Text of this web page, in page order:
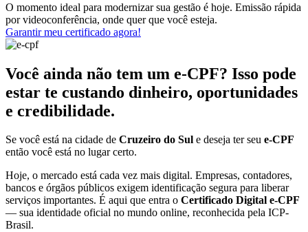
O momento ideal para modernizar sua gestão é hoje. Emissão rápida
por videoconferência, onde quer que você esteja.
Garantir meu certificado agora!
Você ainda não tem um e-CPF? Isso pode
estar te custando dinheiro, oportunidades
e credibilidade.
Se você está na cidade de Cruzeiro do Sul e deseja ter seu e-CPF
então você está no lugar certo.
Hoje, o mercado está cada vez mais digital. Empresas, contadores,
bancos e órgãos públicos exigem identificação segura para liberar
serviços importantes. É aqui que entra o Certificado Digital e-CPF
— sua identidade oficial no mundo online, reconhecida pela ICP-
Brasil.